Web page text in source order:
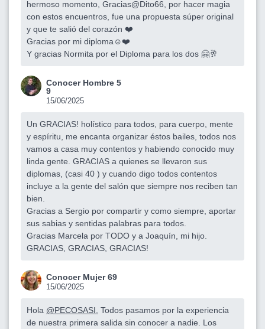
hermoso momento, Gracias@Dito66, por hacer magia
con estos encuentros, fue una propuesta súper original
y que te salió del corazón ❤️
Gracias por mi diploma☺️❤️
Y gracias Normita por el Diploma para los dos 🤗🥂
Conocer Hombre 5
9
15/06/2025
Un GRACIAS! holístico para todos, para cuerpo, mente
y espíritu, me encanta organizar éstos bailes, todos nos
vamos a casa muy contentos y habiendo conocido muy
linda gente. GRACIAS a quienes se llevaron sus
diplomas, (casi 40 ) y cuando digo todos contentos
incluye a la gente del salón que siempre nos reciben tan
bien.
Gracias a Sergio por compartir y como siempre, aportar
sus sabias y sentidas palabras para todos.
Gracias Marcela por TODO y a Joaquín, mi hijo.
GRACIAS, GRACIAS, GRACIAS!
Conocer Mujer 69
15/06/2025
Hola @PECOSASI. Todos pasamos por la experiencia
de nuestra primera salida sin conocer a nadie. Los